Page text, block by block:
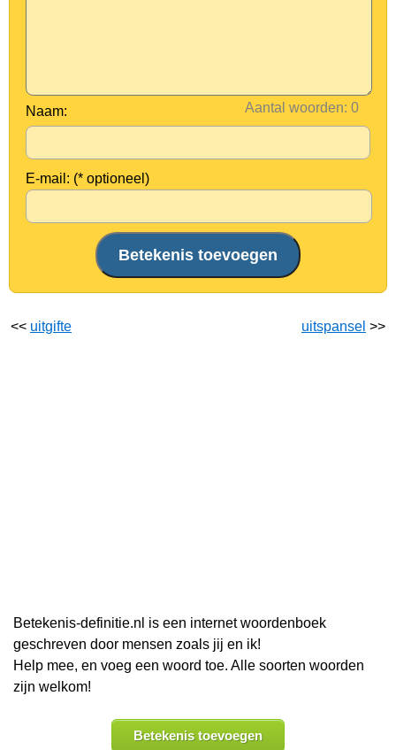
Aantal woorden:
Naam:
E-mail: (* optioneel)
<< uitgifte uitspansel >>
Betekenis-definitie.nl is een internet woordenboek
geschreven door mensen zoals jij en ik!
Help mee, en voeg een woord toe. Alle soorten woorden
zijn welkom!
Betekenis toevoegen